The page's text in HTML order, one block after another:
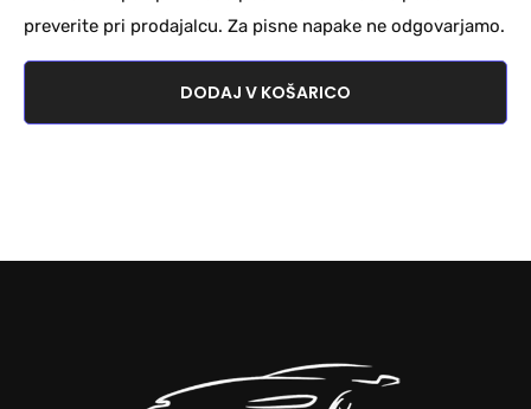
preverite pri prodajalcu. Za pisne napake ne odgovarjamo.
DODAJ V KOŠARICO